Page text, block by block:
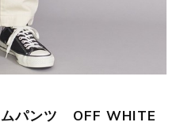
ムパンツ OFF WHITE